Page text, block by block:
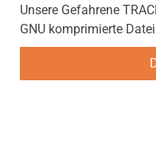
Unsere Gefahrene
GNU komprimierte Datei